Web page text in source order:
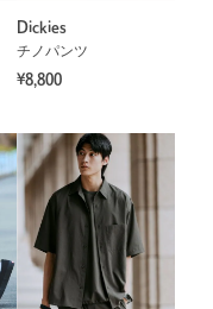
Dickies
チノパンツ
¥8,800